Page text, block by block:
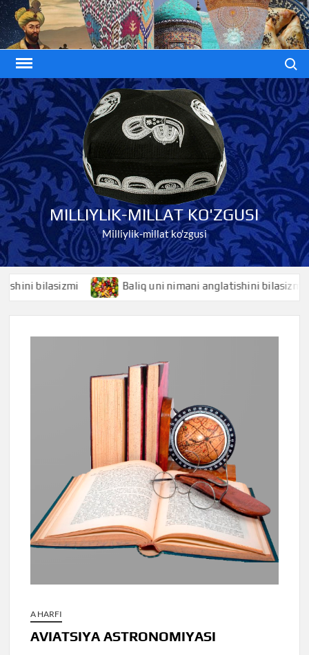
Skip
to
content
MILLIYLIK-MILLAT KO'ZGUSI
Milliylik-millat ko'zgusi
bilasizmi Baliq uni nimani anglatishini bilasizmi
A HARFI
AVIATSIYA ASTRONOMIYASI